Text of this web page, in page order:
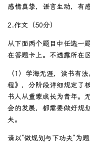
感情真挚，语言生动，有
2.作文（50分）
从下面两个题目中任选一
在答题卡上。不透露所在
（1）学海无涯，读书有
程》，分阶段详细规定了
书人从童蒙成长为青年。
会的发展，都需要做好规
夫。
请以“做规划与下功夫”为